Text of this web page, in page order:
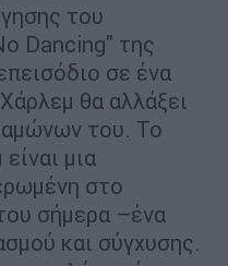
του
Dancing" της
σε ένα
θα αλλάξει
του. Το
μια
στο
σήμερα –ένα
και σύγχυσης.